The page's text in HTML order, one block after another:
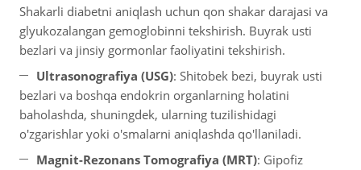
Shakarli diabetni aniqlash uchun qon shakar darajasi va
glyukozalangan gemoglobinni tekshirish. Buyrak usti
bezlari va jinsiy gormonlar faoliyatini tekshirish.
Ultrasonografiya (USG): Shitobek bezi, buyrak usti
bezlari va boshqa endokrin organlarning holatini
baholashda, shuningdek, ularning tuzilishidagi
o'zgarishlar yoki o'smalarni aniqlashda qo'llaniladi.
Magnit-Rezonans Tomografiya (MRT): Gipofiz